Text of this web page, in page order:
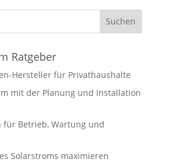
Suchen
Ratgeber
Hersteller für Privathaushalte
mit der Planung und Installation
für Betrieb, Wartung und
Solarstroms maximieren